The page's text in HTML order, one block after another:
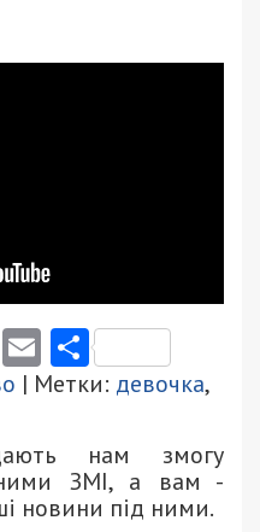
ViberEmail
| Метки: девочка,
нам змогу
ЗМІ, а вам -
новини під ними.